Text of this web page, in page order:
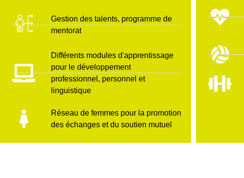
Gestion des talents, programme de
mentorat
Différents modules d'apprentissage
pour le développement
professionnel, personnel et
linguistique
Réseau de femmes pour la promotion
des échanges et du soutien mutuel